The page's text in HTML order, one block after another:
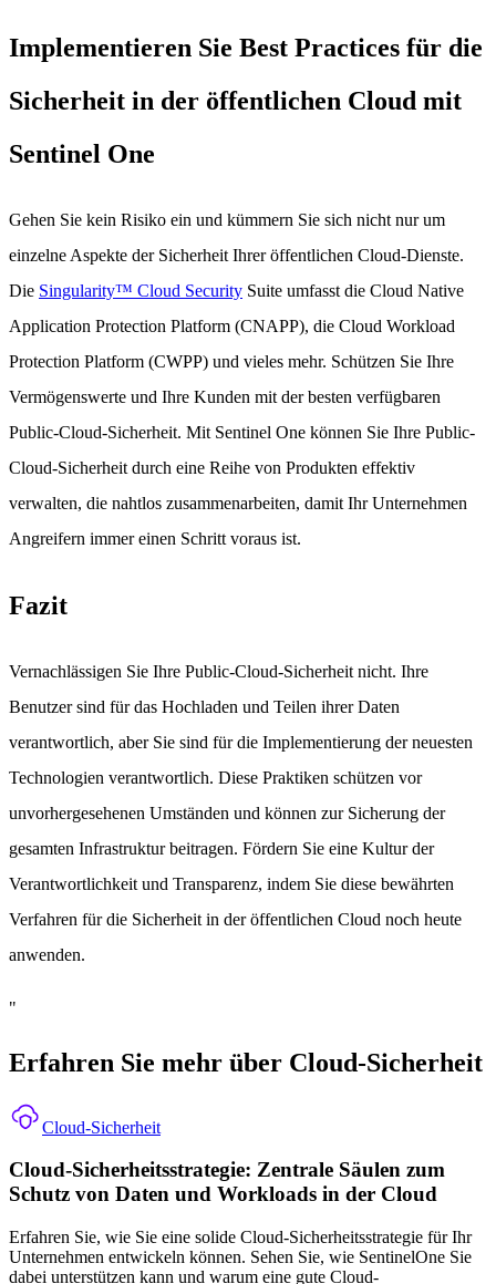
Implementieren Sie Best Practices für die
Sicherheit in der öffentlichen Cloud mit
Sentinel One
Gehen Sie kein Risiko ein und kümmern Sie sich nicht nur um
einzelne Aspekte der Sicherheit Ihrer öffentlichen Cloud-Dienste.
Die Singularity™ Cloud Security Suite umfasst die Cloud Native
Application Protection Platform (CNAPP), die Cloud Workload
Protection Platform (CWPP) und vieles mehr. Schützen Sie Ihre
Vermögenswerte und Ihre Kunden mit der besten verfügbaren
Public-Cloud-Sicherheit. Mit Sentinel One können Sie Ihre Public-
Cloud-Sicherheit durch eine Reihe von Produkten effektiv
verwalten, die nahtlos zusammenarbeiten, damit Ihr Unternehmen
Angreifern immer einen Schritt voraus ist.
Fazit
Vernachlässigen Sie Ihre Public-Cloud-Sicherheit nicht. Ihre
Benutzer sind für das Hochladen und Teilen ihrer Daten
verantwortlich, aber Sie sind für die Implementierung der neuesten
Technologien verantwortlich. Diese Praktiken schützen vor
unvorhergesehenen Umständen und können zur Sicherung der
gesamten Infrastruktur beitragen. Fördern Sie eine Kultur der
Verantwortlichkeit und Transparenz, indem Sie diese bewährten
Verfahren für die Sicherheit in der öffentlichen Cloud noch heute
anwenden.
"
Erfahren Sie mehr über Cloud-Sicherheit
Cloud-Sicherheit
Cloud-Sicherheitsstrategie: Zentrale Säulen zum
Schutz von Daten und Workloads in der Cloud
Erfahren Sie, wie Sie eine solide Cloud-Sicherheitsstrategie für Ihr
Unternehmen entwickeln können. Sehen Sie, wie SentinelOne Sie
dabei unterstützen kann und warum eine gute Cloud-